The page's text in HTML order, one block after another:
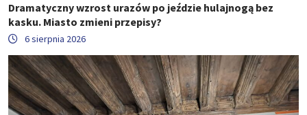
Dramatyczny wzrost urazów po jeździe hulajnogą bez
kasku. Miasto zmieni przepisy?
6 sierpnia 2026